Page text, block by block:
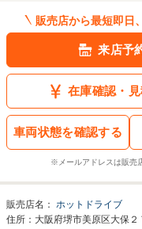
販売店から最短即日
来店予
在庫確認・
車両状態を確認する
※メールアドレスは販売
販売店名： ホットドライブ
住所：大阪府堺市美原区大保２